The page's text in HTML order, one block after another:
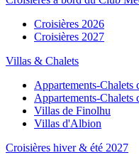
Croisières 2026
Croisières 2027
Villas & Chalets
Appartements-
Appartements-Chalets
Villas de Finolhu
Villas d'Albion
Croisières hiver & été 2027